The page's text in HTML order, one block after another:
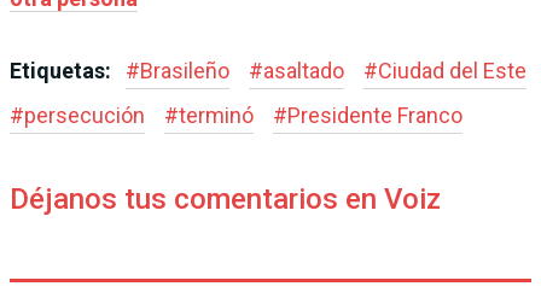
Etiquetas: #Brasileño #asaltado #Ciudad del Este
#persecución #terminó #Presidente Franco
Déjanos tus comentarios en Voiz